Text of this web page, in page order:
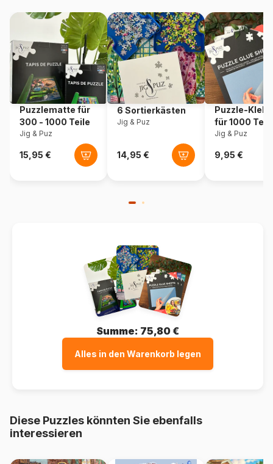
Artikelnummer Grafika-F-32789
EAN 3663384327896
Teileanzahl 1000 Teile
Maße 69 x 48 cm
Material
Verpackung Puzzlekarton
Puzzlematte für
300 - 1000 Teile
Jig & Puz
6 Sortierkästen
Jig & Puz
Puzzle-
für 1000
Jig & Puz
Summe: 75,80 €
Alles in den Warenkorb legen
Diese Puzzles könnten Sie ebenfalls
interessieren